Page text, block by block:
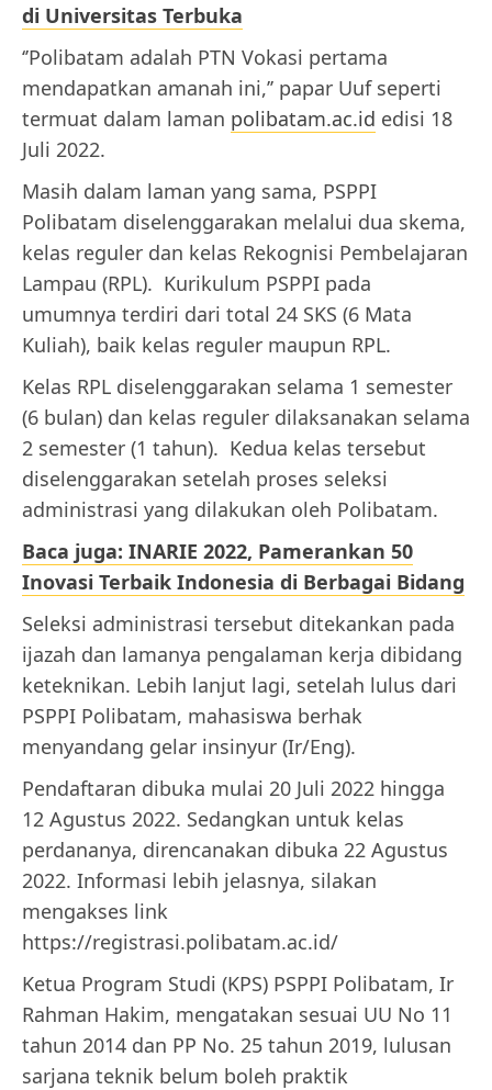
di Universitas Terbuka
‘’Polibatam adalah PTN Vokasi pertama
mendapatkan amanah ini,’’ papar Uuf seperti
termuat dalam laman polibatam.ac.id edisi 18
Juli 2022.
Masih dalam laman yang sama, PSPPI
Polibatam diselenggarakan melalui dua skema,
kelas reguler dan kelas Rekognisi Pembelajaran
Lampau (RPL). Kurikulum PSPPI pada
umumnya terdiri dari total 24 SKS (6 Mata
Kuliah), baik kelas reguler maupun RPL.
Kelas RPL diselenggarakan selama 1 semester
(6 bulan) dan kelas reguler dilaksanakan selama
2 semester (1 tahun). Kedua kelas tersebut
diselenggarakan setelah proses seleksi
administrasi yang dilakukan oleh Polibatam.
Baca juga: INARIE 2022, Pamerankan 50
Inovasi Terbaik Indonesia di Berbagai Bidang
Seleksi administrasi tersebut ditekankan pada
ijazah dan lamanya pengalaman kerja dibidang
keteknikan. Lebih lanjut lagi, setelah lulus dari
PSPPI Polibatam, mahasiswa berhak
menyandang gelar insinyur (Ir/Eng).
Pendaftaran dibuka mulai 20 Juli 2022 hingga
12 Agustus 2022. Sedangkan untuk kelas
perdananya, direncanakan dibuka 22 Agustus
2022. Informasi lebih jelasnya, silakan
mengakses link
https://registrasi.polibatam.ac.id/
Ketua Program Studi (KPS) PSPPI Polibatam, Ir
Rahman Hakim, mengatakan sesuai UU No 11
tahun 2014 dan PP No. 25 tahun 2019, lulusan
sarjana teknik belum boleh praktik